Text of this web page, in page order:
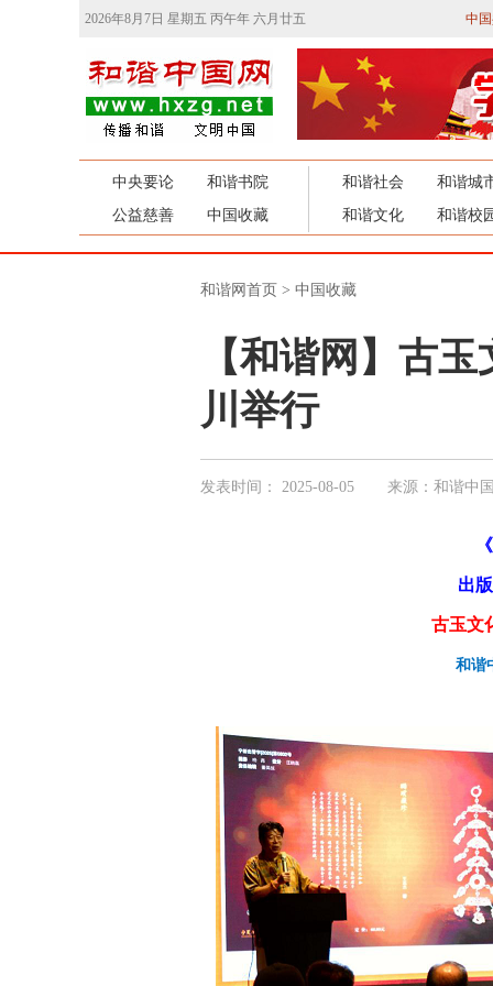
2026年8月7日 星期五 丙午年 六月廿五 中
中央要论
和谐书院
公益慈善
中国收藏
和谐社会
和谐城
和谐文化
和谐校
和谐网首页 > 中国收藏
【和谐网】古
川举行
发表时间： 2025-08-05 来源：和谐中
出
古玉文
和谐